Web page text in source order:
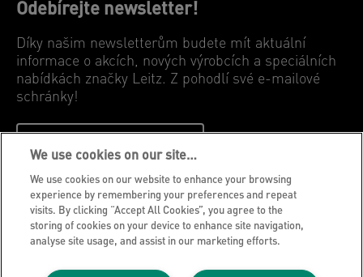
Odebírejte newsletter!
Díky našim newsletterům budete mít aktuální
informace o akcích, nových výrobcích a speciálních
nabídkách značky Leitz. Z pohodlí své e-mailové
schránky!
Oznámení o ochraně osobních údajů
Soubory cookie
Právní upozornění
We use cookies on our site…
We use cookies on our website to enhance your browsing
experience by remembering your preferences and repeat
visits. By clicking “Accept All Cookies”, you agree to the
storing of cookies on your device to enhance site navigation,
analyse site usage, and assist in our marketing efforts.